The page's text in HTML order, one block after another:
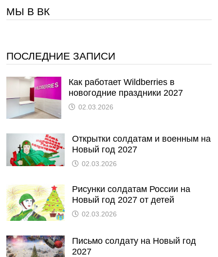
МЫ В ВК
ПОСЛЕДНИЕ ЗАПИСИ
Как работает Wildberries в
новогодние праздники 2027
02.03.2026
Открытки солдатам и военным на
Новый год 2027
02.03.2026
Рисунки солдатам России на
Новый год 2027 от детей
02.03.2026
Письмо солдату на Новый год
2027